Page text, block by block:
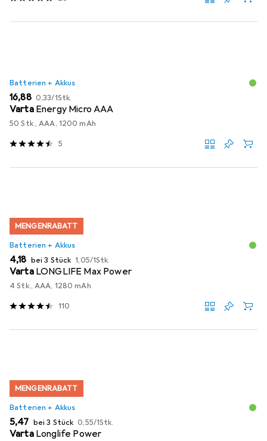
Batterien + Akkus
EUR
16,88 EUR
0,33/1Stk.
Varta Energy Micro AAA
50 Stk., AAA, 1200 mAh
5
MENGENRABATT
Batterien + Akkus
EUR
4,18 bei 3 Stück EUR
1,05/1Stk.
Varta LONGLIFE Max Power
4 Stk., AAA, 1280 mAh
110
MENGENRABATT
Batterien + Akkus
EUR
5,47 bei 3 Stück EUR
0,55/1Stk.
Varta Longlife Power